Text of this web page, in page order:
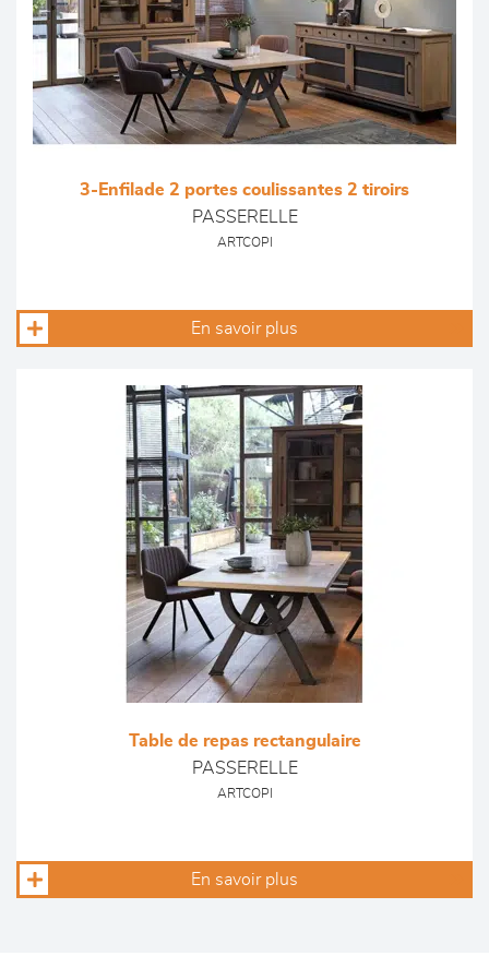
3-Enfilade 2 portes coulissantes 2 tiroirs
PASSERELLE
ARTCOPI
En savoir plus
Table de repas rectangulaire
PASSERELLE
ARTCOPI
En savoir plus